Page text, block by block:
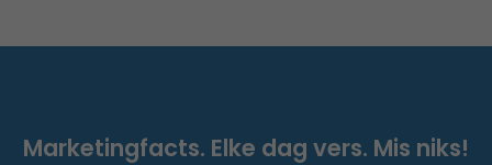
Marketingfacts. Elke dag vers. Mis niks!